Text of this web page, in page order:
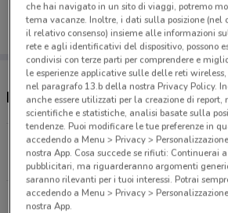
SCARICA
Negozi Arborea a Pescara
Via Tiburtina Valeria, 91 Pescara
1.4 km
CHIUSO
che hai navigato in un sito di viaggi, potremo
tema vacanze. Inoltre, i dati sulla posizione (nel
il relativo consenso) insieme alle informazioni
rete e agli identificativi del dispositivo, possono
condivisi con terze parti per comprendere e
le esperienze applicative sulle delle reti
nel paragrafo 13.b della nostra Privacy Policy.
anche essere utilizzati per la creazione di report,
scientifiche e statistiche, analisi basate sulla
tendenze. Puoi modificare le tue preferenze in
accedendo a Menu > Privacy >
nostra App. Cosa succede se rifiuti: Continuerai
pubblicitari, ma riguarderanno argomenti
saranno rilevanti per i tuoi interessi. Potrai
accedendo a Menu > Privacy >
nostra App.